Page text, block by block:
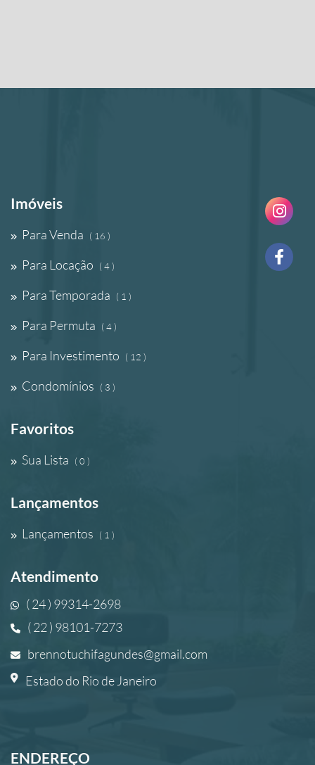
Imóveis
Para Venda ( 16 )
Para Locação ( 4 )
Para Temporada ( 1 )
Para Permuta ( 4 )
Para Investimento ( 12 )
Condomínios ( 3 )
Favoritos
Sua Lista ( 0 )
Lançamentos
Lançamentos ( 1 )
Atendimento
( 24 ) 99314-2698
( 22 ) 98101-7273
brennotuchifagundes@gmail.com
Estado do Rio de Janeiro
ENDEREÇO